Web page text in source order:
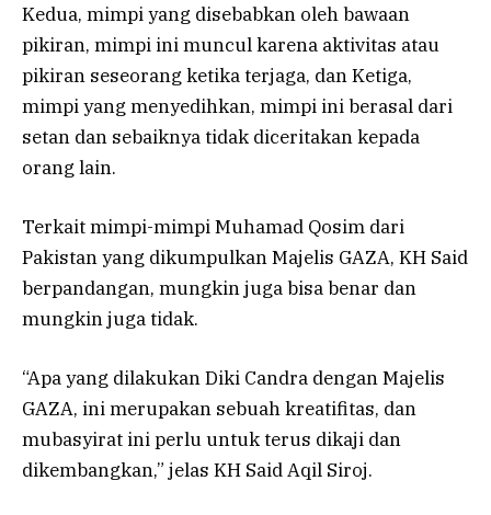
Kedua, mimpi yang disebabkan oleh bawaan
pikiran, mimpi ini muncul karena aktivitas atau
pikiran seseorang ketika terjaga, dan Ketiga,
mimpi yang menyedihkan, mimpi ini berasal dari
setan dan sebaiknya tidak diceritakan kepada
orang lain.
Terkait mimpi-mimpi Muhamad Qosim dari
Pakistan yang dikumpulkan Majelis GAZA, KH Said
berpandangan, mungkin juga bisa benar dan
mungkin juga tidak.
“Apa yang dilakukan Diki Candra dengan Majelis
GAZA, ini merupakan sebuah kreatifitas, dan
mubasyirat ini perlu untuk terus dikaji dan
dikembangkan,” jelas KH Said Aqil Siroj.